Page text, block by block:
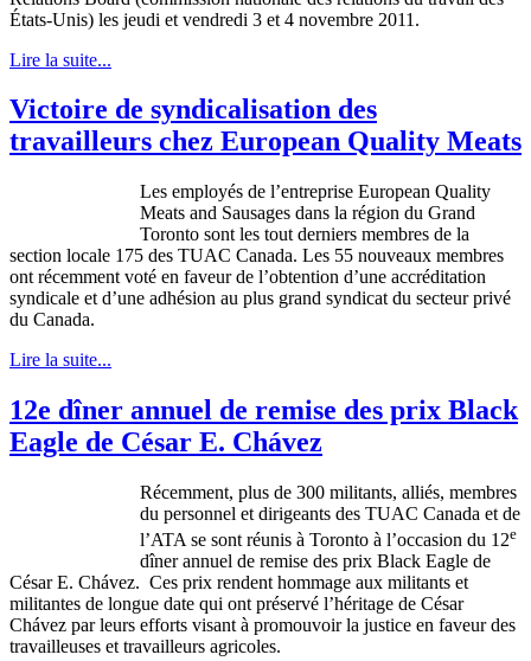
États-Unis) les jeudi et vendredi 3 et 4 novembre 2011.
Lire la suite...
Victoire de syndicalisation des
travailleurs chez European Quality Meats
Les employés de l’entreprise European Quality
Meats and Sausages dans la région du Grand
Toronto sont les tout derniers membres de la
section locale 175 des TUAC Canada. Les 55 nouveaux membres
ont récemment voté en faveurde l’obtention d’une accréditation
syndicale et d’une adhésion au plus grand syndicat du secteur privé
du Canada.
Lire la suite...
12e dîner annuel de remise des prix Black
Eagle de César E. Chávez
Récemment, plus de 300 militants, alliés, membres
du personnel et dirigeants des TUAC Canada et de
l’ATAse sont réunis à Toronto à l’occasion du 12e
dîner annuel de remise des prix Black Eagle de
CésarE. Chávez. Ces prix rendent hommage aux militants et
militantes de longue date qui ont préservé l’héritage de César
Chávez parleurs efforts visant à promouvoirla justice en faveurdes
travailleuses ettravailleurs agricoles.